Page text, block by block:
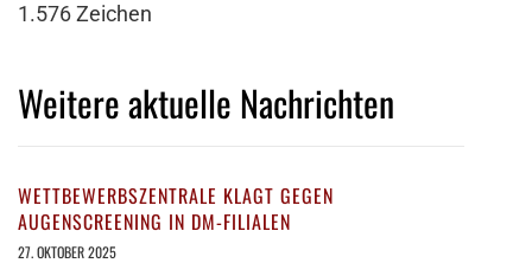
1.576 Zeichen
Weitere aktuelle Nachrichten
WETTBEWERBSZENTRALE KLAGT GEGEN
AUGENSCREENING IN DM-FILIALEN
27. OKTOBER 2025